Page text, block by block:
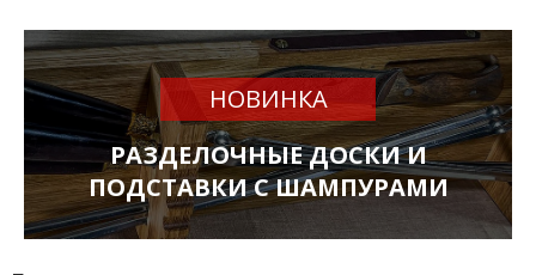
НОВИНКА
РАЗДЕЛОЧНЫЕ ДОСКИ И
ПОДСТАВКИ С ШАМПУРАМИ